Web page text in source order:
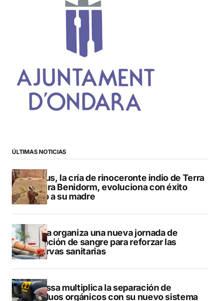
ÚLTIMAS NOTICIAS
Brutus, la cría de rinoceronte indio de Terra
Natura Benidorm, evoluciona con éxito
junto a su madre
Dénia organiza una nueva jornada de
donación de sangre para reforzar las
reservas sanitarias
Benissa multiplica la separación de
residuos orgánicos con su nuevo sistema